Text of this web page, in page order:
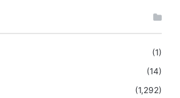
(1)
(14)
(1,292)